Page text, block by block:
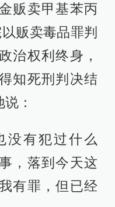
贩卖甲基苯丙
贩卖毒品罪判
治权利终身，
知死刑判决结
：
没有犯过什么
，落到今天这
有罪，但已经